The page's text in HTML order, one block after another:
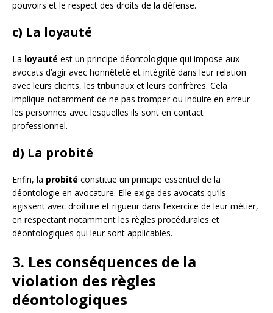
pouvoirs et le respect des droits de la défense.
c) La loyauté
La loyauté est un principe déontologique qui impose aux
avocats d’agir avec honnêteté et intégrité dans leur relation
avec leurs clients, les tribunaux et leurs confrères. Cela
implique notamment de ne pas tromper ou induire en erreur
les personnes avec lesquelles ils sont en contact
professionnel.
d) La probité
Enfin, la probité constitue un principe essentiel de la
déontologie en avocature. Elle exige des avocats qu’ils
agissent avec droiture et rigueur dans l’exercice de leur métier,
en respectant notamment les règles procédurales et
déontologiques qui leur sont applicables.
3. Les conséquences de la
violation des règles
déontologiques